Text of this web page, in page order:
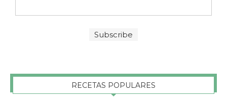
RECETAS POPULARES